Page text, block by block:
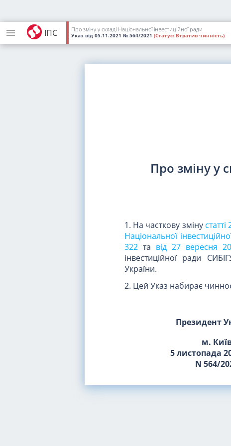
ІПС Про зміну у складі Національної інвестиційної ради
Указ від 05.11.2021 № 564/2021 (Статус: Втратив чинність)
Про зміну у
1. На часткову зміну
Національної
322 та від 27 вересня
інвестиційної ради
України.
2. Цей Указ набирає
Президент
м.
5 листопада
N 564/